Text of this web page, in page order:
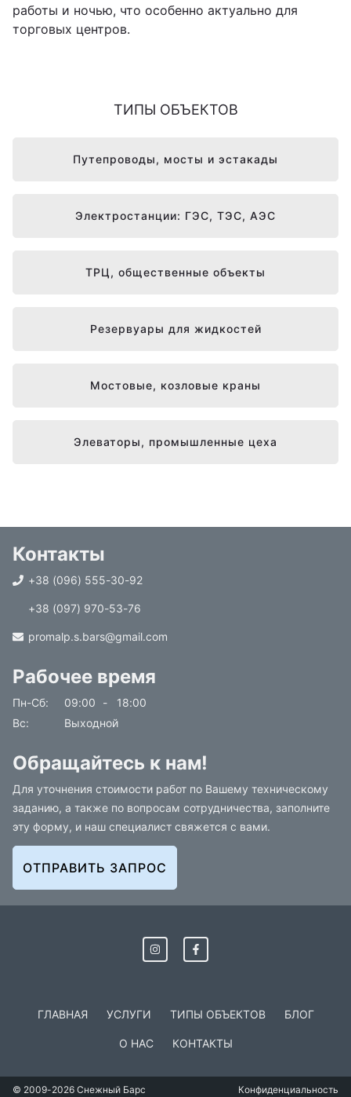
работы и ночью, что особенно актуально для
торговых центров.
ТИПЫ ОБЪЕКТОВ
Путепроводы, мосты и эстакады
Электростанции: ГЭС, ТЭС, АЭС
ТРЦ, общественные объекты
Резервуары для жидкостей
Мостовые, козловые краны
Элеваторы, промышленные цеха
Контакты
+38 (096) 555-30-92
+38 (097) 970-53-76
promalp.s.bars@gmail.com
Рабочее время
Пн-Сб 09:00 -
18:00
Вс
Выходной
Обращайтесь к нам!
Для уточнения стоимости работ по Вашему техническому
заданию, а также по вопросам сотрудничества, заполните
эту форму, и наш специалист свяжется с вами.
ОТПРАВИТЬ ЗАПРОС
ГЛАВНАЯ УСЛУГИ ТИПЫ ОБЪЕКТОВ БЛОГ
О НАС КОНТАКТЫ
© 2009-2026 Снежный Барс Конфиденциальность